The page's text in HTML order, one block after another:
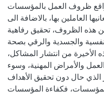
واقع ظروف العمل بالمؤسسات
العاملين بها، بالاضافة الى
هذه الظروف، تحقيق رفاهية
والجسدية والرقي بصحة
من انتشار المشاكل،
والأمراض المهنية، وسوء
الذي حال دون تحقيق الأهداف
فكفاءة المؤسسات